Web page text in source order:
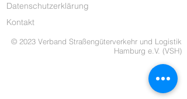
Datenschutzerklärung
Kontakt
© 2023 Verband Straßengüterverkehr und Logistik
Hamburg e.V. (VSH)